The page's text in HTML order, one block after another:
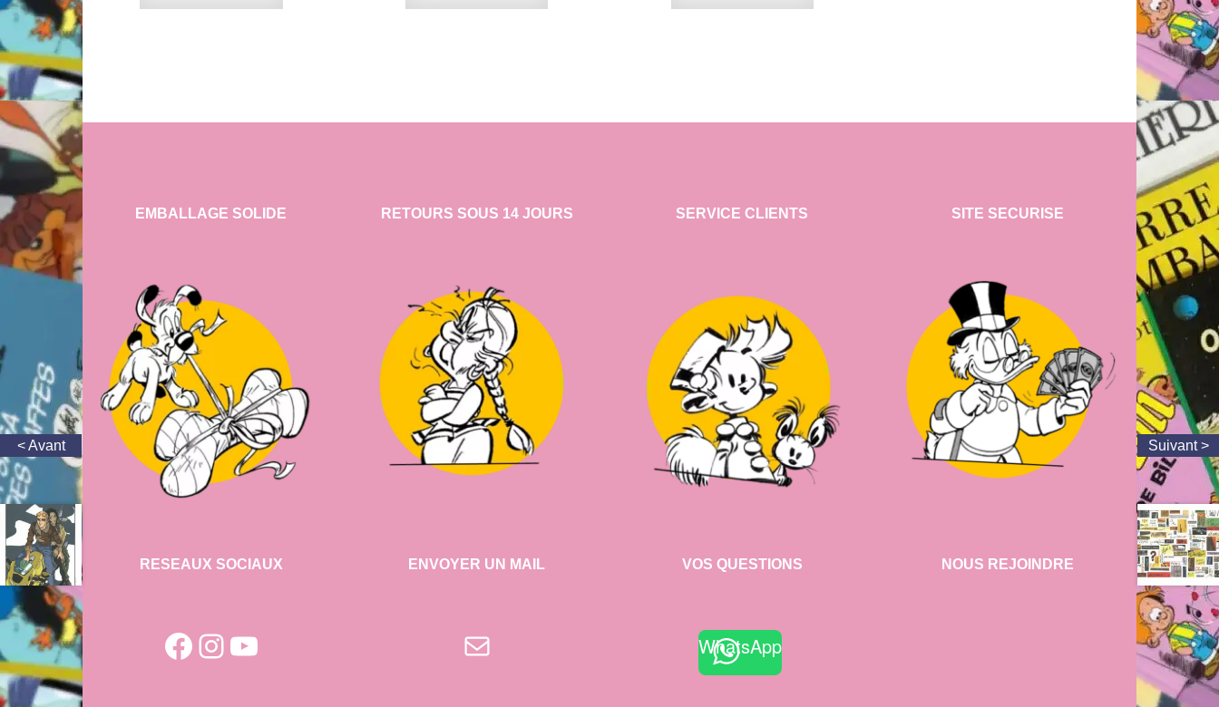
EMBALLAGE SOLIDE
RESEAUX SOCIAUX
Facebook
Instagram
YouTube
RETOURS SOUS 14 JOURS
ENVOYER UN MAIL
E-mail
SERVICE CLIENTS
VOS QUESTIONS
WhatsApp
SITE SECURISE
NOUS REJOINDRE